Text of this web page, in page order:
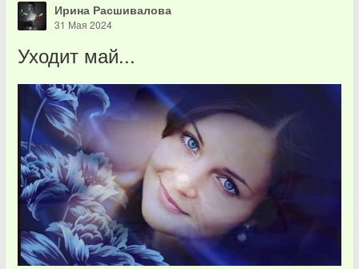
Ирина Расшивалова
31 Мая 2024
Уходит май...